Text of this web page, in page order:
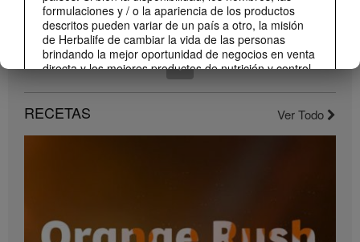
formulaciones y / o la apariencia de los productos
descritos pueden variar de un país a otro, la misión
de Herbalife de cambiar la vida de las personas
brindando la mejor oportunidad de negocios en venta
directa y los mejores productos de nutrición y control
de peso son aplicable en todas partes.
Los Videos pueden incluir volúmenes de ventas o
experiencias de ganancias de varios Miembros
Independientes de Herbalife que se encuentran en
financiero promedio más recientes aplicables a la
Región en la que realiza su negocio, consulte
Compártelo con todos tus clientes y conocidos.
RECETAS Ver Todo